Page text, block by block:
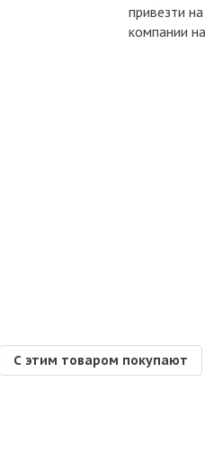
привезти
компании
С этим товаром покупают